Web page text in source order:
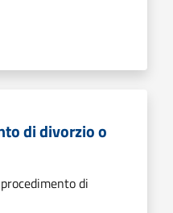
di divorzio o
di